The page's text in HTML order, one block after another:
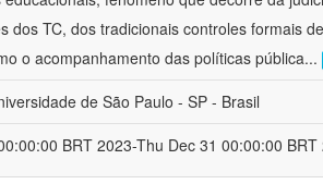
dos TC, dos tradicionais controles formais
o acompanhamento das políticas pública...
de São Paulo - SP - Brasil
BRT 2023-Thu Dec 31 00:00:00 BRT